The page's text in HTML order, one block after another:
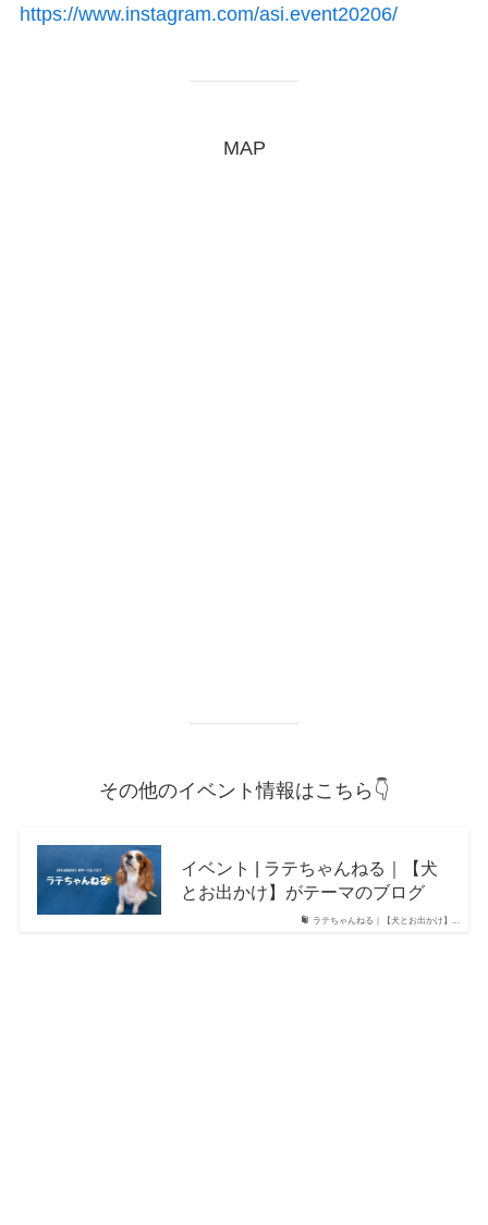
https://www.instagram.com/asi.event20206/
MAP
その他のイベント情報はこちら👇
ラテちゃんねる｜【犬とお出かけ】...
イベント | ラテちゃんねる｜【犬
とお出かけ】がテーマのブログ